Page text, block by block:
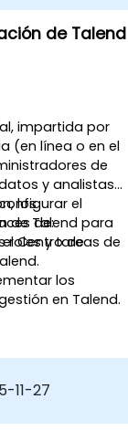
de Talend
impartida por
(en línea o en el
de
y analistas
el
de Talend para
roles y tareas de
los
de:
Centro de
los
en Talend.
en
desarrollar
11-27